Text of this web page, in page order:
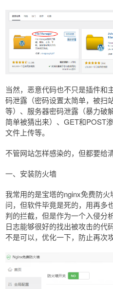
当然，恶意代码也不只是插件和
码泄露（密码设置太简单，被扫
等）、服务器密码泄露（暴力破
简单被猜出来）、GET和POST
文件上传等。
不管网站怎样感染的，但都要给
一、安装防火墙
我常用的是宝塔的nginx免费防
问，但软件毕竟是死的，用再多
判的拦截，但是作为一个入侵分
日志能够很好的找出被攻击的代
不是可以，优化一下，防止再次攻